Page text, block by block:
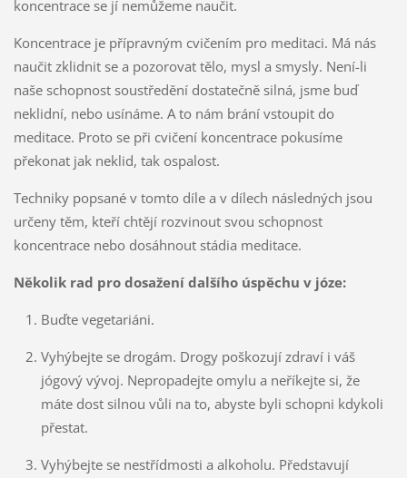
koncentrace se jí nemůžeme naučit.
Koncentrace je přípravným cvičením pro meditaci. Má nás
naučit zklidnit se a pozorovat tělo, mysl a smysly. Není-li
naše schopnost soustředění dostatečně silná, jsme buď
neklidní, nebo usínáme. A to nám brání vstoupit do
meditace. Proto se při cvičení koncentrace pokusíme
překonat jak neklid, tak ospalost.
Techniky popsané v tomto díle a v dílech následných jsou
určeny těm, kteří chtějí rozvinout svou schopnost
koncentrace nebo dosáhnout stádia meditace.
Několik rad pro dosažení dalšího úspěchu v józe:
Buďte vegetariáni.
Vyhýbejte se drogám. Drogy poškozují zdraví i váš
jógový vývoj. Nepropadejte omylu a neříkejte si, že
máte dost silnou vůli na to, abyste byli schopni kdykoli
přestat.
Vyhýbejte se nestřídmosti a alkoholu. Představují